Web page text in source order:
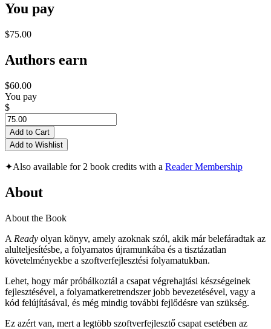
You pay
$75.00
Authors earn
$60.00
You pay
$
Add to Cart
Add to Wishlist
✦Also available for 2 book credits with a Reader Membership
About
About the Book
A Ready olyan könyv, amely azoknak szól, akik már belefáradtak az
alulteljesítésbe, a folyamatos újramunkába és a tisztázatlan
követelményekbe a szoftverfejlesztési folyamatukban.
Lehet, hogy már próbálkoztál a csapat végrehajtási készségeinek
fejlesztésével, a folyamatkeretrendszer jobb bevezetésével, vagy a
kód felújításával, és még mindig további fejlődésre van szükség.
Ez azért van, mert a legtöbb szoftverfejlesztő csapat esetében az